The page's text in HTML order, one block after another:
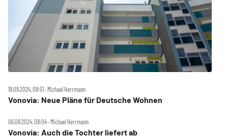
19.09.2024, 08:51 ‧ Michael Herrmann
Vonovia: Neue Pläne für Deutsche Wohnen
06.08.2024, 08:04 ‧ Michael Herrmann
Vonovia: Auch die Tochter liefert ab